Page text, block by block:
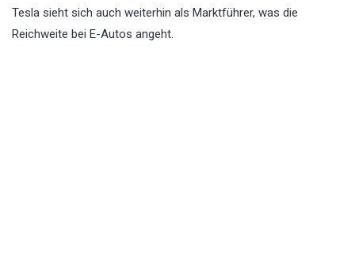
Tesla sieht sich auch weiterhin als Marktführer, was die
Reichweite bei E-Autos angeht.